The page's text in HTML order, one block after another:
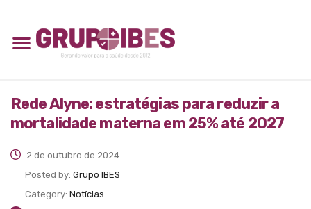
Rede Alyne: estratégias para reduzir a
mortalidade materna em 25% até 2027
2 de outubro de 2024
Posted by: Grupo IBES
Category: Notícias